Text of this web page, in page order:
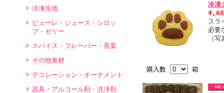
冷凍生地
ピューレ・ジュース・シロッ
プ・ゼリー
スパイス・フレーバー・茶葉
その他食材
デコレーション・オーナメント
器具・アルコール剤・洗浄剤
購入数 箱
冷凍
スラ
必要
（